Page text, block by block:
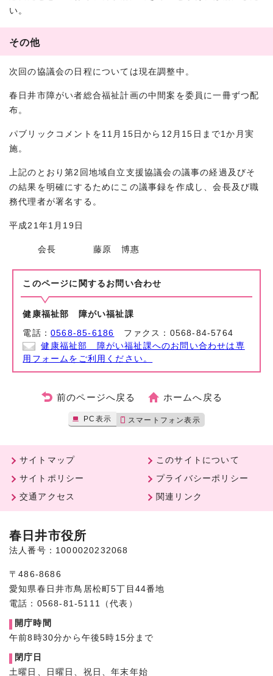
い。
その他
次回の協議会の日程については現在調整中。
春日井市障がい者総合福祉計画の中間案を委員に一冊ずつ配
布。
パブリックコメントを11月15日から12月15日まで1か月実
施。
上記のとおり第2回地域自立支援協議会の議事の経過及びそ
の結果を明確にするためにこの議事録を作成し、会長及び職
務代理者が署名する。
平成21年1月19日
会長 藤原 博惠
このページに関する お問い合わせ
健康福祉部 障がい福祉課
電話：0568-85-6186 ファクス：0568-84-5764
健康福祉部 障がい福祉課へのお問い合わせは専
用フォームをご利用ください。
前のページへ戻る ホームへ戻る
PC表示 スマートフォン表示
サイトマップ
このサイトについて
サイトポリシー
プライバシーポリシー
交通アクセス
関連リンク
春日井市役所
法人番号：1000020232068
〒486-8686
愛知県春日井市鳥居松町5丁目44番地
電話：0568-81-5111（代表）
開庁時間
午前8時30分から午後5時15分まで
閉庁日
土曜日、日曜日、祝日、年末年始